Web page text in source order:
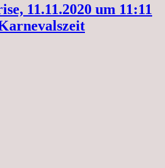
11.11.2020 um 11:11